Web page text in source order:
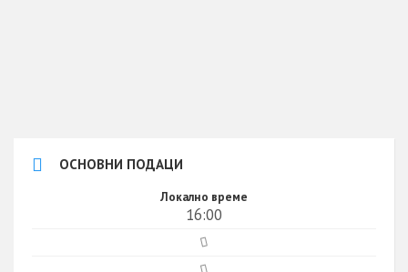
ОСНОВНИ ПОДАЦИ
Локално време
16:00